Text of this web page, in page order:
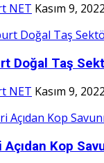
NET Kasım 9, 2022
Doğal Taş
NET Kasım 9, 2022
Kop